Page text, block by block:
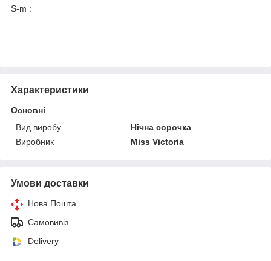
S-m :
Характеристики
Основні
Вид виробу
Нічна сорочка
Виробник
Miss Victoria
Умови доставки
Нова Пошта
Самовивіз
Delivery